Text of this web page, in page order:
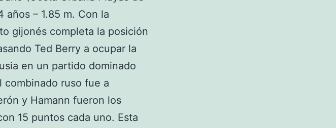
años – 1.85 m. Con la
gijonés completa la posición
Ted Berry a ocupar la
en un partido dominado
ruso fue a
y Hamann fueron los
15 puntos cada uno. Esta